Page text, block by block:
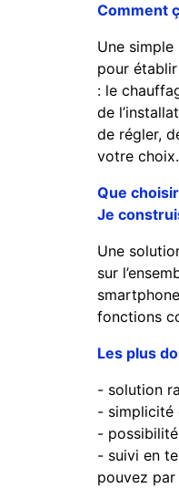
Comment
Une
pour
: le
de
de régler,
votre choix.
Que
Je
Une
sur
fonctions
Les plus
- solution
- simplicité
-
- suivi en
pouvez